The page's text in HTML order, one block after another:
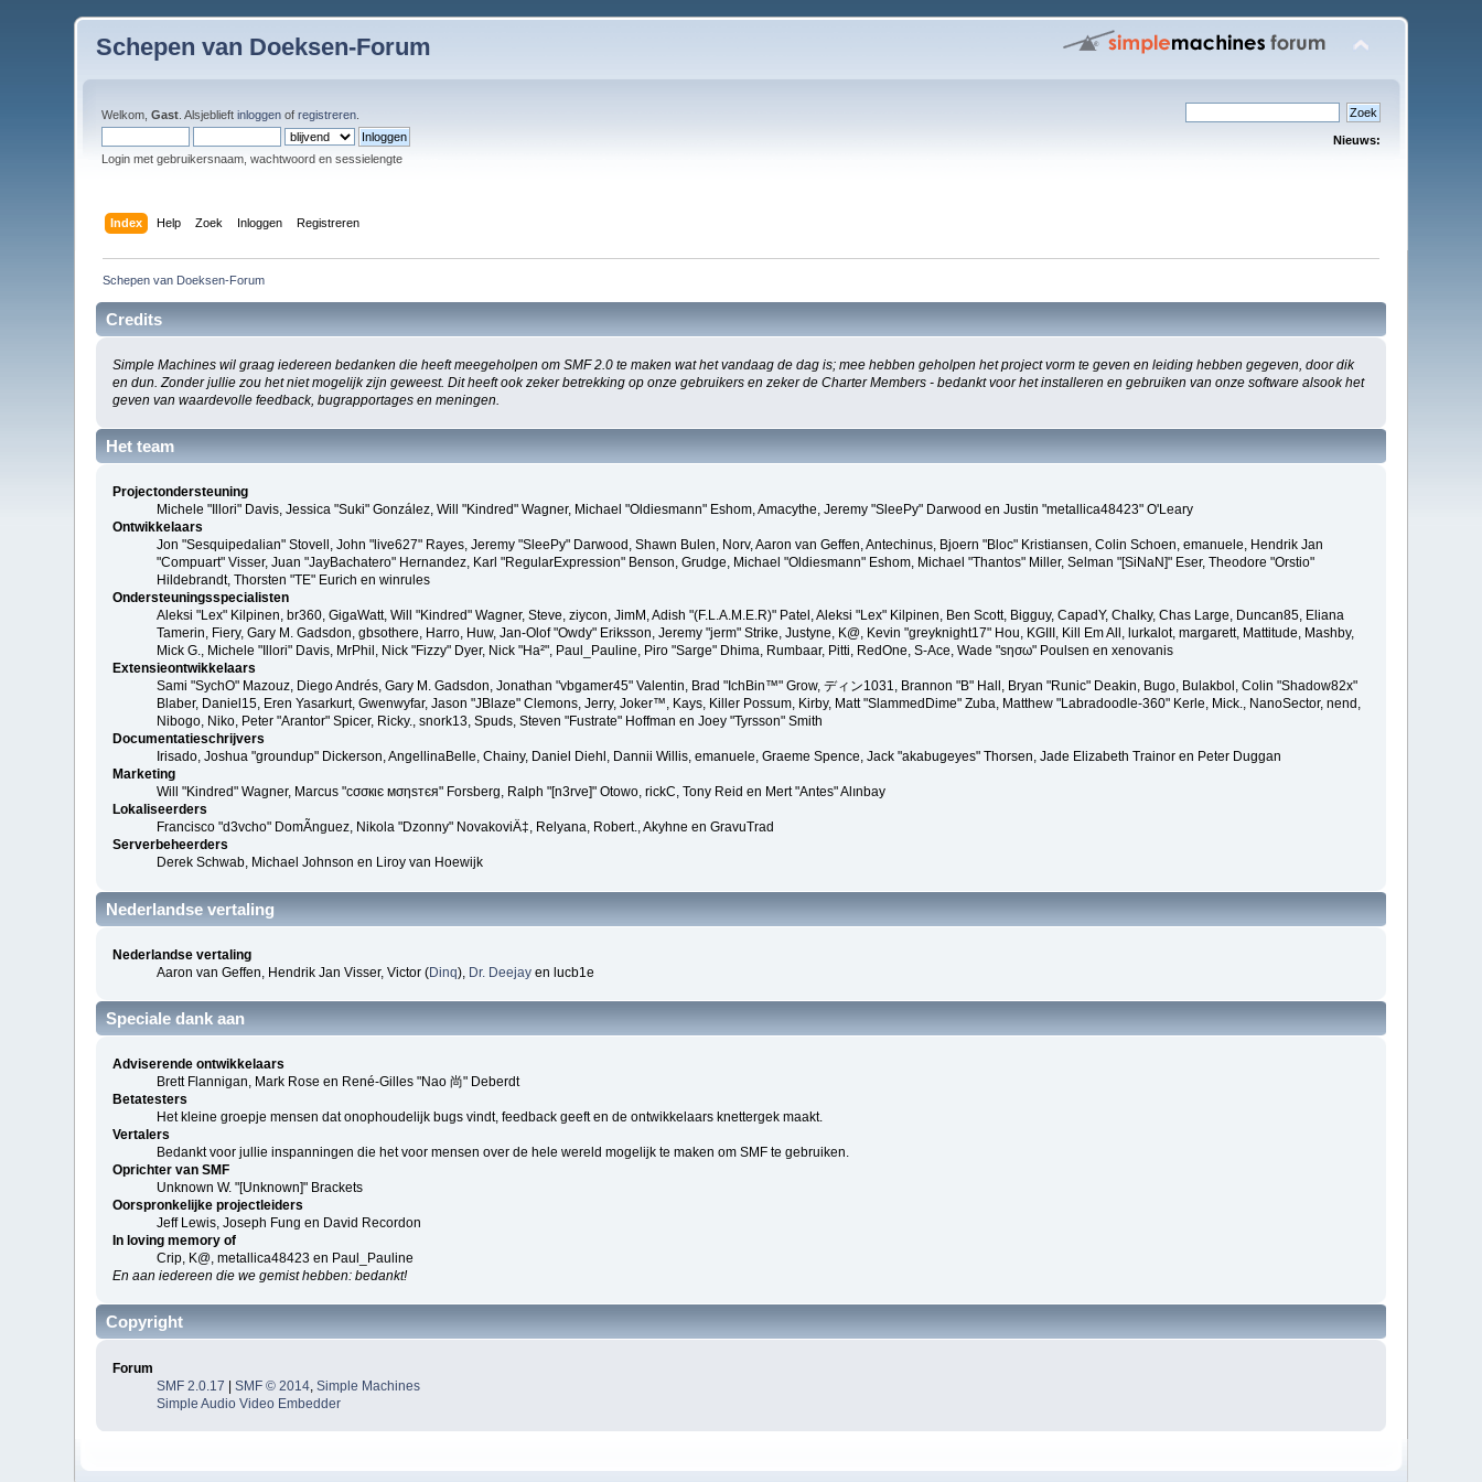
Schepen van Doeksen-Forum
Welkom,Gast . Alsjeblieftinloggen ofregistreren
Login met gebruikersnaam, wachtwoord en sessielengte
Nieuws:
Index Help Zoek Inloggen Registreren
Schepen van Doeksen-Forum
Credits
Simple Machines wil graag iedereen bedanken die heeft meegeholpen om SMF 2.0 te maken wat het vandaag de dag is; mee hebben geholpen het project vorm te geven en leiding hebben gegeven, door dik
en dun. Zonder jullie zou het niet mogelijk zijn geweest. Dit heeft ook zeker betrekking op onze gebruikers en zeker de Charter Members - bedankt voor het installeren en gebruiken van onze software alsook het
geven van waardevolle feedback, bugrapportages en meningen.
Het team
Projectondersteuning
Michele "Illori" Davis, Jessica "Suki" González, Will "Kindred" Wagner, Michael "Oldiesmann" Eshom, Amacythe, Jeremy "SleePy" Darwood en Justin "metallica48423" O'Leary
Ontwikkelaars
Jon "Sesquipedalian" Stovell, John "live627" Rayes, Jeremy "SleePy" Darwood, Shawn Bulen, Norv, Aaron van Geffen, Antechinus, Bjoern "Bloc" Kristiansen, Colin Schoen, emanuele, Hendrik Jan
"Compuart" Visser, Juan "JayBachatero" Hernandez, Karl "RegularExpression" Benson, Grudge, Michael "Oldiesmann" Eshom, Michael "Thantos" Miller, Selman "[SiNaN]" Eser, Theodore "Orstio"
Hildebrandt, Thorsten "TE" Eurich en winrules
Ondersteuningsspecialisten
Aleksi "Lex" Kilpinen, br360, GigaWatt, Will "Kindred" Wagner, Steve, ziycon, JimM, Adish "(F.L.A.M.E.R)" Patel, Aleksi "Lex" Kilpinen, Ben Scott, Bigguy, CapadY, Chalky, Chas Large, Duncan85, Eliana
Tamerin, Fiery, Gary M. Gadsdon, gbsothere, Harro, Huw, Jan-Olof "Owdy" Eriksson, Jeremy "jerm" Strike, Justyne, K@, Kevin "greyknight17" Hou, KGIII, Kill Em All, lurkalot, margarett, Mattitude, Mashby,
Mick G., Michele "Illori" Davis, MrPhil, Nick "Fizzy" Dyer, Nick "Ha²", Paul_Pauline, Piro "Sarge" Dhima, Rumbaar, Pitti, RedOne, S-Ace, Wade "sησω" Poulsen en xenovanis
Extensieontwikkelaars
Sami "SychO" Mazouz, Diego Andrés, Gary M. Gadsdon, Jonathan "vbgamer45" Valentin, Brad "IchBin™" Grow, ディン1031, Brannon "B" Hall, Bryan "Runic" Deakin, Bugo, Bulakbol, Colin "Shadow82x"
Blaber, Daniel15, Eren Yasarkurt, Gwenwyfar, Jason "JBlaze" Clemons, Jerry, Joker™, Kays, Killer Possum, Kirby, Matt "SlammedDime" Zuba, Matthew "Labradoodle-360" Kerle, Mick., NanoSector, nend,
Nibogo, Niko, Peter "Arantor" Spicer, Ricky., snork13, Spuds, Steven "Fustrate" Hoffman en Joey "Tyrsson" Smith
Documentatieschrijvers
Irisado, Joshua "groundup" Dickerson, AngellinaBelle, Chainy, Daniel Diehl, Dannii Willis, emanuele, Graeme Spence, Jack "akabugeyes" Thorsen, Jade Elizabeth Trainor en Peter Duggan
Marketing
Will "Kindred" Wagner, Marcus "cσσкιє мσηѕтєя" Forsberg, Ralph "[n3rve]" Otowo, rickC, Tony Reid en Mert "Antes" Alınbay
Lokaliseerders
Francisco "d3vcho" DomÃ­nguez, Nikola "Dzonny" NovakoviÄ‡, Relyana, Robert., Akyhne en GravuTrad
Serverbeheerders
Derek Schwab, Michael Johnson en Liroy van Hoewijk
Nederlandse vertaling
Nederlandse vertaling
Aaron van Geffen, Hendrik Jan Visser, Victor (Dinq), Dr. Deejay en lucb1e
Speciale dank aan
Adviserende ontwikkelaars
Brett Flannigan, Mark Rose en René-Gilles "Nao 尚" Deberdt
Betatesters
Het kleine groepje mensen dat onophoudelijk bugs vindt, feedback geeft en de ontwikkelaars knettergek maakt.
Vertalers
Bedankt voor jullie inspanningen die het voor mensen over de hele wereld mogelijk te maken om SMF te gebruiken.
Oprichter van SMF
Unknown W. "[Unknown]" Brackets
Oorspronkelijke projectleiders
Jeff Lewis, Joseph Fung en David Recordon
In loving memory of
Crip, K@, metallica48423 en Paul_Pauline
En aan iedereen die we gemist hebben: bedankt!
Copyright
Forum
SMF 2.0.17 |SMF © 2014 ,Simple Machines
Simple Audio Video Embedder